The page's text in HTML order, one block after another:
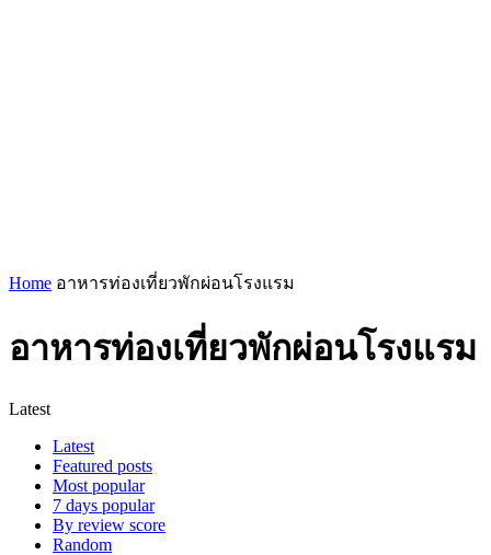
Home อาหารท่องเที่ยวพักผ่อนโรงแรม
อาหารท่องเที่ยวพักผ่อนโรงแรม
Latest
Latest
Featured posts
Most popular
7 days popular
By review score
Random